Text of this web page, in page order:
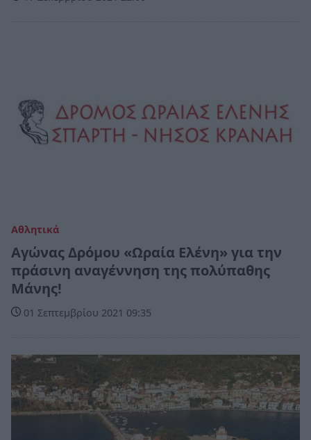
Αθλητικά
Αγώνας Δρόμου «Ωραία Ελένη» για την
πράσινη αναγέννηση της πολύπαθης
Μάνης!
01 Σεπτεμβρίου 2021 09:35